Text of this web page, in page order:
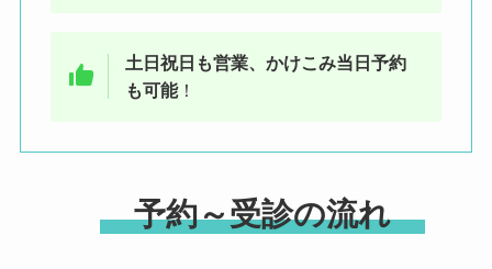
土日祝日も営業、かけこみ当日予約
も可能！
予約～受診の流れ